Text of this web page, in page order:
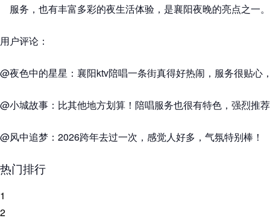
服务，也有丰富多彩的夜生活体验，是襄阳夜晚的亮点之一。
用户评论：
@夜色中的星星：襄阳ktv陪唱一条街真得好热闹，服务很贴心
@小城故事：比其他地方划算！陪唱服务也很有特色，强烈推
@风中追梦：2026跨年去过一次，感觉人好多，气氛特别棒！
热门排行
1
2